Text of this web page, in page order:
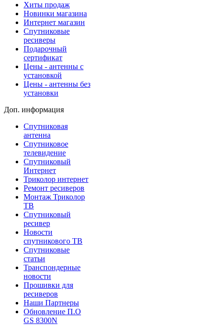
Хиты продаж
Новинки магазина
Интернет магазин
Спутниковые
ресиверы
Подарочный
сертификат
Цены - антенны с
установкой
Цены - антенны без
установки
Доп. информация
Спутниковая
антенна
Спутниковое
телевидение
Спутниковый
Интернет
Триколор интернет
Ремонт ресиверов
Монтаж Триколор
ТВ
Спутниковый
ресивер
Новости
спутникового ТВ
Спутниковые
статьи
Транспондерные
новости
Прошивки для
ресиверов
Наши Партнеры
Обновление П.О
GS 8300N